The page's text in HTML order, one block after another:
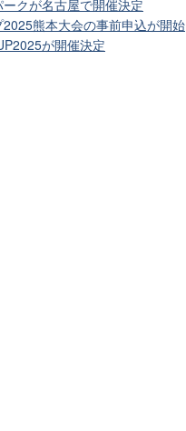
クが名古屋で開催決定
熊本大会の事前申込が開始
が開催決定